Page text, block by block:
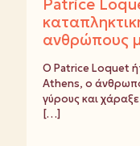
Patrice
ανθρώπους
Ο Patrice Loquet
Athens, ο
γύρους και
[…]